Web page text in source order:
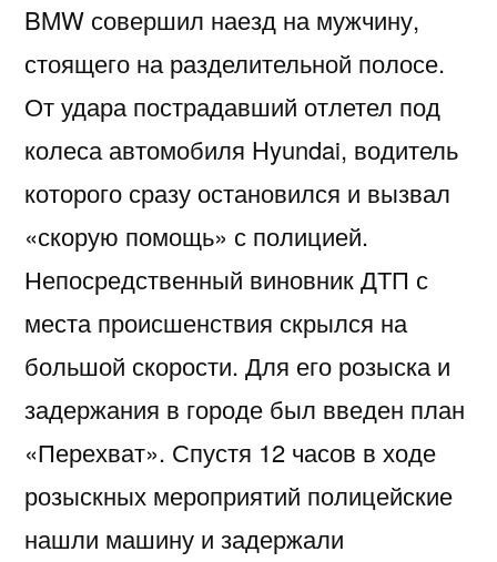
BMW совершил наезд на мужчину,
стоящего на разделительной полосе.
От удара пострадавший отлетел под
колеса автомобиля Hyundai, водитель
которого сразу остановился и вызвал
«скорую помощь» с полицией.
Непосредственный виновник ДТП с
места происшенствия скрылся на
большой скорости. Для его розыска и
задержания в городе был введен план
«Перехват». Спустя 12 часов в ходе
розыскных мероприятий полицейские
нашли машину и задержали